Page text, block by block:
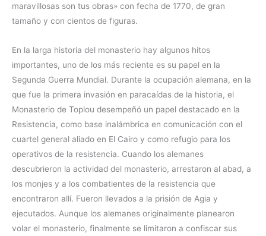
maravillosas son tus obras» con fecha de 1770, de gran
tamaño y con cientos de figuras.
En la larga historia del monasterio hay algunos hitos
importantes, uno de los más reciente es su papel en la
Segunda Guerra Mundial. Durante la ocupación alemana, en la
que fue la primera invasión en paracaídas de la historia, el
Monasterio de Toplou desempeñó un papel destacado en la
Resistencia, como base inalámbrica en comunicación con el
cuartel general aliado en El Cairo y como refugio para los
operativos de la resistencia. Cuando los alemanes
descubrieron la actividad del monasterio, arrestaron al abad, a
los monjes y a los combatientes de la resistencia que
encontraron allí. Fueron llevados a la prisión de Agia y
ejecutados. Aunque los alemanes originalmente planearon
volar el monasterio, finalmente se limitaron a confiscar sus